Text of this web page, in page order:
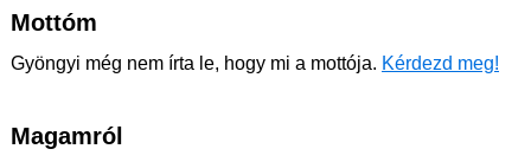
Mottóm
Gyöngyi még nem írta le, hogy mi a mottója. Kérdezd meg!
Magamról